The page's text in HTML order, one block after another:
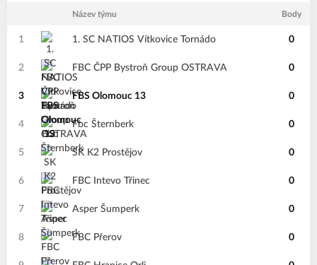
Název týmu Body
1 1. SC NATIOS Vítkovice Tornádo 0
2 FBC ČPP Bystroň Group OSTRAVA 0
3 FBS Olomouc 13 0
4 Fbc Šternberk 0
5 SK K2 Prostějov 0
6 FBC Intevo Třinec 0
7 Asper Šumperk 0
8 FBC Přerov 0